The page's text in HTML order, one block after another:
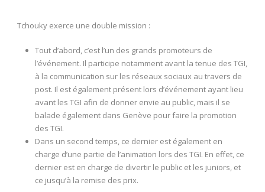
Tchouky exerce une double mission :
Tout d’abord, c’est l’un des grands promoteurs de
l’événement. Il participe notamment avant la tenue des TGI,
à la communication sur les réseaux sociaux au travers de
post. Il est également présent lors d’événement ayant lieu
avant les TGI afin de donner envie au public, mais il se
balade également dans Genève pour faire la promotion
des TGI.
Dans un second temps, ce dernier est également en
charge d’une partie de l’animation lors des TGI. En effet, ce
dernier est en charge de divertir le public et les juniors, et
ce jusqu’à la remise des prix.